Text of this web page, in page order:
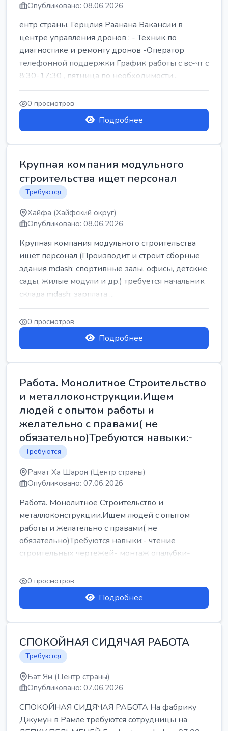
Опубликовано: 08.06.2026
ентр страны. Герцлия Раанана Вакансии в
центре управления дронов : - Техник по
диагностике и ремонту дронов -Оператор
телефонной поддержки График работы с вс-чт с
8:30-17:30 , пятница по необходимости...
0 просмотров
Подробнее
Крупная компания модульного
строительства ищет персонал
Требуются
Хайфа (Хайфский округ)
Опубликовано: 08.06.2026
Крупная компания модульного строительства
ищет персонал (Производит и строит сборные
здания mdash; спортивные залы, офисы, детские
сады, жилые модули и др.) требуется начальник
склада mdash; зарплата ...
0 просмотров
Подробнее
Работа. Монолитное Строительство
и металлоконструкции.Ищем
людей с опытом работы и
желательно с правами( не
обязательно)Требуются навыки:-
Требуются
Рамат Ха Шарон (Центр страны)
Опубликовано: 07.06.2026
Работа. Монолитное Строительство и
металлоконструкции.Ищем людей с опытом
работы и желательно с правами( не
обязательно)Требуются навыки:- чтение
строительных чертежей- монтаж опалубки-
армокаркасыОпл...
0 просмотров
Подробнее
СПОКОЙНАЯ СИДЯЧАЯ РАБОТА
Требуются
Бат Ям (Центр страны)
Опубликовано: 07.06.2026
СПОКОЙНАЯ СИДЯЧАЯ РАБОТА На фабрику
Джумун в Рамле требуются сотрудницы на